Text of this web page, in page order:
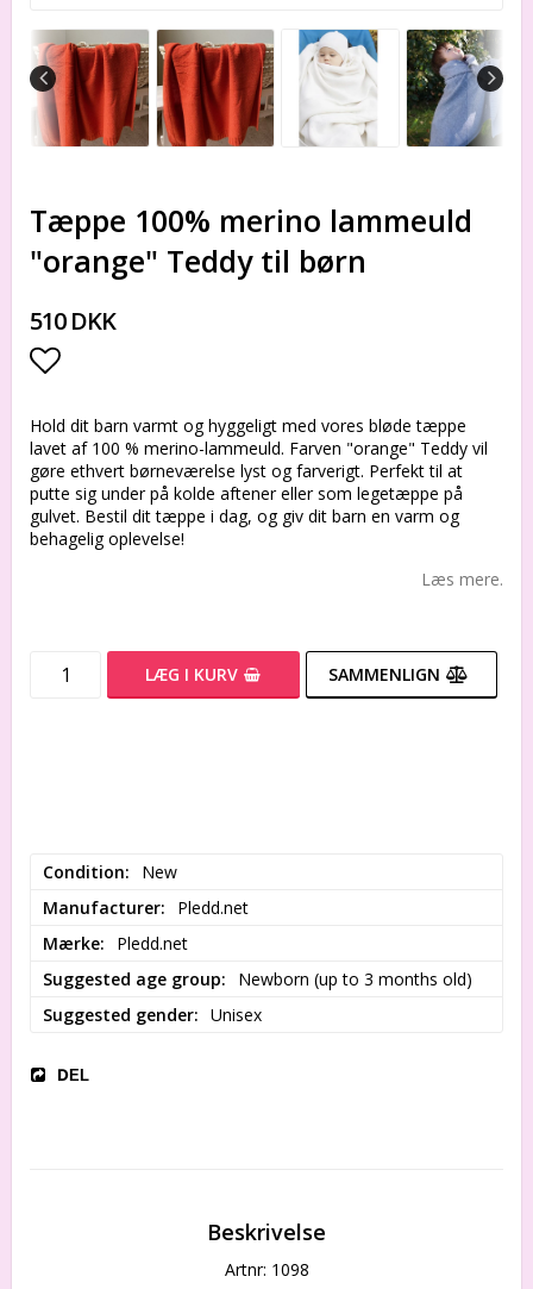
Tæppe 100% merino lammeuld
"orange" Teddy til børn
510 DKK
Hold dit barn varmt og hyggeligt med vores bløde tæppe
lavet af 100 % merino-lammeuld. Farven "orange" Teddy vil
gøre ethvert børneværelse lyst og farverigt. Perfekt til at
putte sig under på kolde aftener eller som legetæppe på
gulvet. Bestil dit tæppe i dag, og giv dit barn en varm og
behagelig oplevelse!
Læs mere.
LÆG I KURV SAMMENLIGN
Condition
New
Manufacturer
Pledd.net
Mærke
Pledd.net
Suggested age group
Newborn (up to 3 months old)
Suggested gender
Unisex
DEL
Beskrivelse
Artnr: 1098